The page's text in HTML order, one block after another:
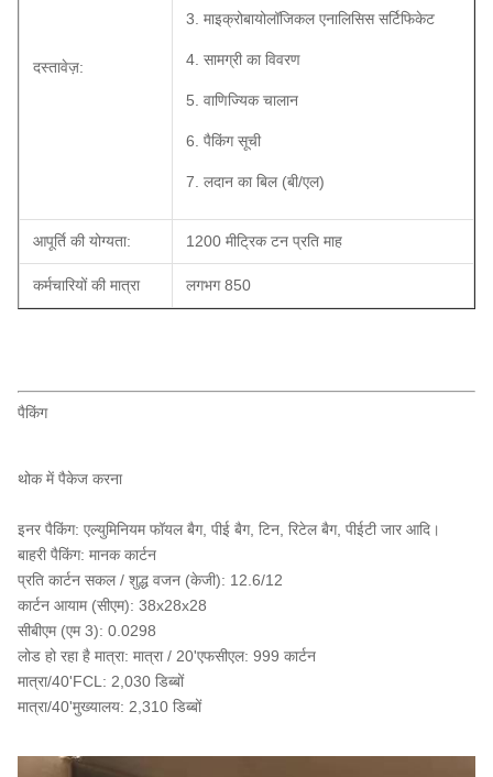
दस्तावेज़:
3. माइक्रोबायोलॉजिकल एनालिसिस सर्टिफिकेट
4. सामग्री का विवरण
5. वाणिज्यिक चालान
6. पैकिंग सूची
7. लदान का बिल (बी/एल)
आपूर्ति की योग्यता: 1200 मीट्रिक टन प्रति माह
कर्मचारियों की मात्रा लगभग 850
पैकिंग
थोक में पैकेज करना
इनर पैकिंग: एल्युमिनियम फॉयल बैग, पीई बैग, टिन, रिटेल बैग, पीईटी जार आदि।
बाहरी पैकिंग: मानक कार्टन
प्रति कार्टन सकल / शुद्ध वजन (केजी): 12.6/12
कार्टन आयाम (सीएम): 38x28x28
सीबीएम (एम 3): 0.0298
लोड हो रहा है मात्रा: मात्रा / 20'एफसीएल: 999 कार्टन
मात्रा/40'FCL: 2,030 डिब्बों
मात्रा/40'मुख्यालय: 2,310 डिब्बों